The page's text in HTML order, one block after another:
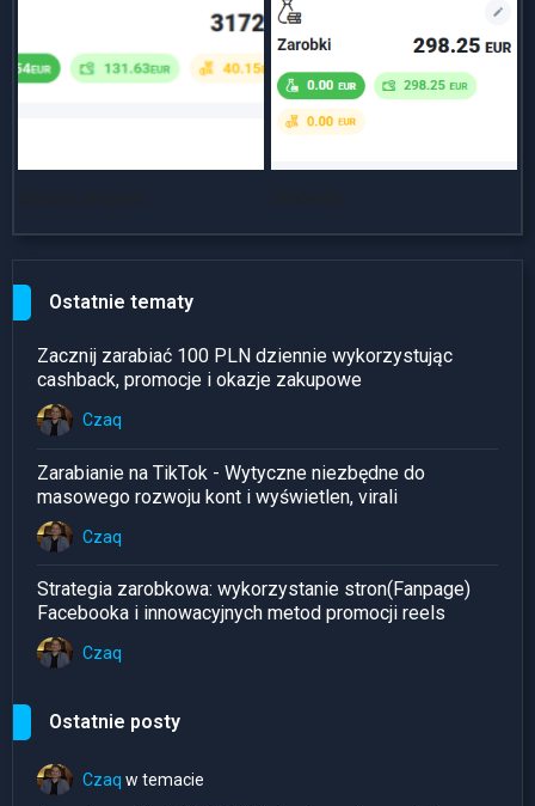
Ostatnie tematy
Zacznij zarabiać 100 PLN dziennie wykorzystując
cashback, promocje i okazje zakupowe
Czaq
Zarabianie na TikTok - Wytyczne niezbędne do
masowego rozwoju kont i wyświetlen, virali
Czaq
Strategia zarobkowa: wykorzystanie stron(Fanpage)
Facebooka i innowacyjnych metod promocji reels
Czaq
Ostatnie posty
Czaq w temacie